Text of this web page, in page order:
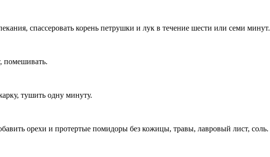
спассеровать корень петрушки и лук в течение шести или семи минут.
помешивать.
тушить одну минуту.
орехи и протертые помидоры без кожицы, травы, лавровый лист, соль.